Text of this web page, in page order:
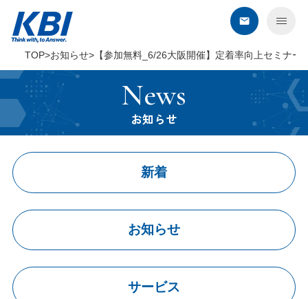
KBIについて
サービス
デジタル・オンライン
コンタクトセンター
セールスプロモーション
建築・環境・調査
エネルギー企業さま向けサービス
TOP お知らせ 【参加無料_6/26大阪開催】定着率向上セミナー
News
お知らせ
新着
お知らせ
サービス